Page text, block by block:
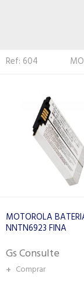
Ref: 597883
HYTERA BATERIA AB-6000
2000MAH
Gs Consulte
+ Comprar